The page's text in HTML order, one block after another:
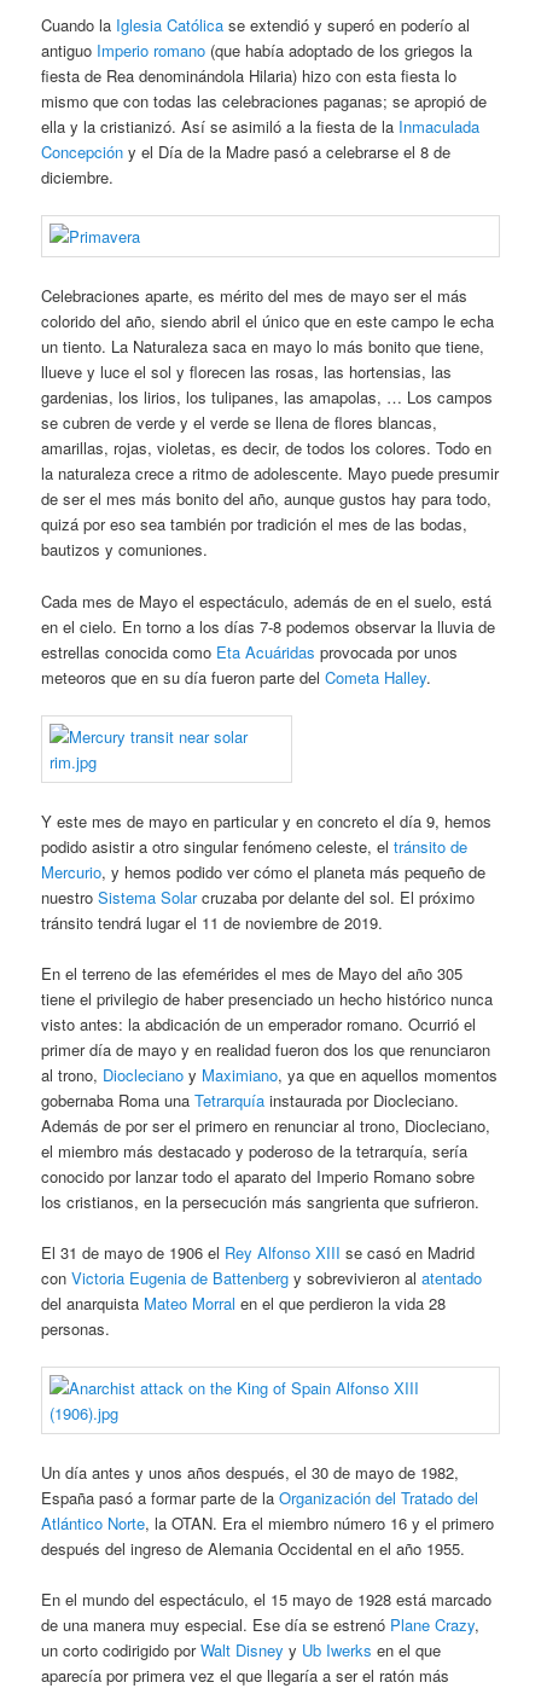
Cuando la Iglesia Católica se extendió y superó en poderío al
antiguo Imperio romano (que había adoptado de los griegos la
fiesta de Rea denominándola Hilaria) hizo con esta fiesta lo
mismo que con todas las celebraciones paganas; se apropió de
ella y la cristianizó. Así se asimiló a la fiesta de la Inmaculada
Concepción y el Día de la Madre pasó a celebrarse el 8 de
diciembre.
Celebraciones aparte, es mérito del mes de mayo ser el más
colorido del año, siendo abril el único que en este campo le echa
un tiento. La Naturaleza saca en mayo lo más bonito que tiene,
llueve y luce el sol y florecen las rosas, las hortensias, las
gardenias, los lirios, los tulipanes, las amapolas, … Los campos
se cubren de verde y el verde se llena de flores blancas,
amarillas, rojas, violetas, es decir, de todos los colores. Todo en
la naturaleza crece a ritmo de adolescente. Mayo puede presumir
de ser el mes más bonito del año, aunque gustos hay para todo,
quizá por eso sea también por tradición el mes de las bodas,
bautizos y comuniones.
Cada mes de Mayo el espectáculo, además de en el suelo, está
en el cielo. En torno a los días 7-8 podemos observar la lluvia de
estrellas conocida como Eta Acuáridas provocada por unos
meteoros que en su día fueron parte delCometa Halley.
Y este mes de mayo en particular y en concreto el día 9, hemos
podido asistir a otro singular fenómeno celeste, eltránsito de
Mercurio, y hemos podido ver cómo el planeta más pequeño de
nuestroSistema Solarcruzaba por delante del sol. El próximo
tránsito tendrá lugar el 11 de noviembre de 2019.
En el terreno de las efemérides el mes de Mayo del año 305
tiene el privilegio de haber presenciado un hecho histórico nunca
visto antes: la abdicación de un emperador romano. Ocurrió el
primer día de mayo y en realidad fueron dos los que renunciaron
al trono, Diocleciano y Maximiano, ya que en aquellos momentos
gobernaba Roma unaTetrarquía instaurada por Diocleciano.
Además de por ser el primero en renunciar al trono, Diocleciano,
el miembro más destacado y poderoso de la tetrarquía, sería
conocido por lanzar todo el aparato del Imperio Romano sobre
los cristianos, en la persecución más sangrienta que sufrieron.
El 31 de mayo de 1906 el Rey Alfonso XIII se casó en Madrid
conVictoria Eugenia de Battenberg y sobrevivieron alatentado
del anarquista Mateo Morral en el que perdieron la vida 28
personas.
Un día antes y unos años después, el 30 de mayo de 1982,
España pasó a formar parte de laOrganización del Tratado del
Atlántico Norte, la OTAN. Era el miembro número 16 y el primero
después del ingreso de Alemania Occidental en el año 1955.
En el mundo del espectáculo, el 15 mayo de 1928 está marcado
de una manera muy especial. Ese día se estrenó Plane Crazy,
un corto codirigido porWalt Disney y Ub Iwerks en el que
aparecía por primera vez el que llegaría a ser el ratón más